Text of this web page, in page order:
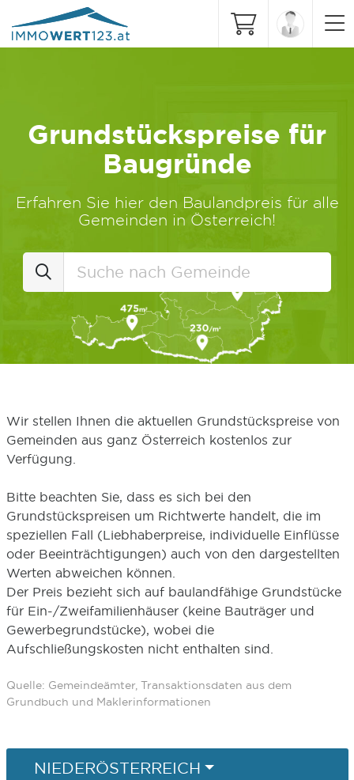
Grundstückspreise für
Baugründe
Erfahren Sie hier den Baulandpreis für alle
Gemeinden in Österreich!
Wir stellen Ihnen die aktuellen Grundstückspreise von
Gemeinden aus ganz Österreich kostenlos zur
Verfügung.
Bitte beachten Sie, dass es sich bei den
Grundstückspreisen um Richtwerte handelt, die im
speziellen Fall (Liebhaberpreise, individuelle Einflüsse
oder Beeinträchtigungen) auch von den dargestellten
Werten abweichen können.
Der Preis bezieht sich auf baulandfähige Grundstücke
für Ein-/Zweifamilienhäuser (keine Bauträger und
Gewerbegrundstücke), wobei die
Aufschließungskosten nicht enthalten sind.
Quelle: Gemeindeämter, Transaktionsdaten aus dem
Grundbuch und Maklerinformationen
NIEDERÖSTERREICH